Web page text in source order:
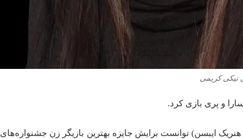
نیکی کریمی
و پری بازی کرد.
اثر هنریک ایبسن) توانست برایش جایزه بهترین بازیگر زن جشنواره‌های